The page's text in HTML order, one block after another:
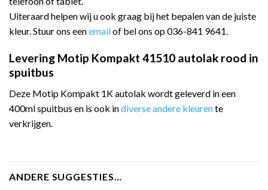
Uiteraard helpen wij u ook graag bij het bepalen van de juiste
kleur. Stuur ons eenemailof bel ons op 036-841 9641.
Levering Motip Kompakt 41510 autolak rood in
spuitbus
Deze Motip Kompakt 1K autolak wordt geleverd in een
400ml spuitbus en is ook indiverse andere kleurente
verkrijgen.
ANDERE SUGGESTIES…